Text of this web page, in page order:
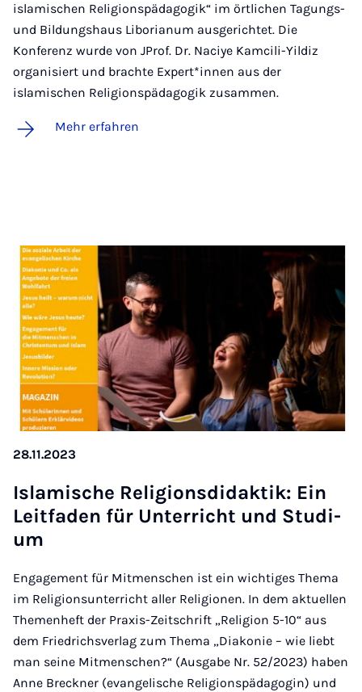
islamischen Religionspädagogik“ im örtlichen Tagungs-
und Bildungshaus Liborianum ausgerichtet. Die
Konferenz wurde von JProf. Dr. Naciye Kamcili-Yildiz
organisiert und brachte Expert*innen aus der
islamischen Religionspädagogik zusammen.
Mehr erfahren
28.11.2023
Is­la­mi­sche Re­li­gi­ons­di­dak­tik: Ein
Leit­fa­den für Un­ter­richt und Stu­di­
um
Engagement für Mitmenschen ist ein wichtiges Thema
im Religionsunterricht aller Religionen. In dem aktuellen
Themenheft der Praxis-Zeitschrift „Religion 5-10“ aus
dem Friedrichsverlag zum Thema „Diakonie – wie liebt
man seine Mitmenschen?“ (Ausgabe Nr. 52/2023) haben
Anne Breckner (evangelische Religionspädagogin) und